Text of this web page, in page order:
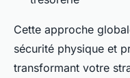
Cette approche
sécurité physique et
transformant votre